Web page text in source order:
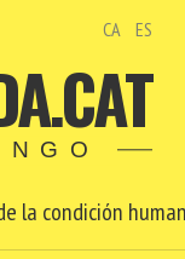
CA ES
la condición